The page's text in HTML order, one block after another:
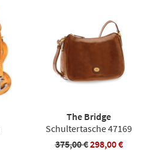
The Bridge
Schultertasche 47169
375,00 €298,00 €